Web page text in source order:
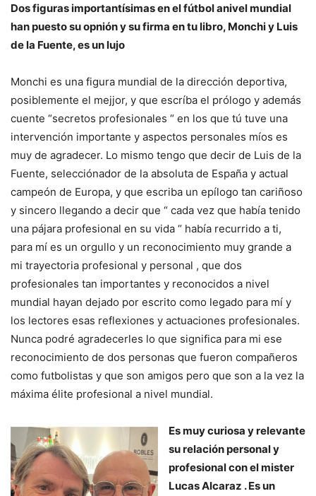
Dos figuras importantísimas en el fútbol anivel mundial
han puesto su opnión y su firma en tu libro, Monchi y Luis
de la Fuente, es un lujo
Monchi es una figura mundial de la dirección deportiva,
posiblemente el mejjor, y que escríba el prólogo y además
cuente “secretos profesionales “ en los que tú tuve una
intervención importante y aspectos personales míos es
muy de agradecer. Lo mismo tengo que decir de Luis de la
Fuente, selecciónador de la absoluta de España y actual
campeón de Europa, y que escriba un epílogo tan cariñoso
y sincero llegando a decir que “ cada vez que había tenido
una pájara profesional en su vida “ había recurrido a ti,
para mí es un orgullo y un reconocimiento muy grande a
mi trayectoria profesional y personal , que dos
profesionales tan importantes y reconocidos a nivel
mundial hayan dejado por escrito como legado para mí y
los lectores esas reflexiones y actuaciones profesionales.
Nunca podré agradecerles lo que significa para mi ese
reconocimiento de dos personas que fueron compañeros
como futbolistas y que son amigos pero que son a la vez la
máxima élite profesional a nivel mundial.
Es muy curiosa y relevante
su relación personal y
profesional con el mister
Lucas Alcaraz . Es un